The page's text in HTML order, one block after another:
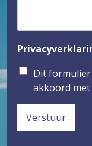
*
Dit
akkoord met
Verstuur